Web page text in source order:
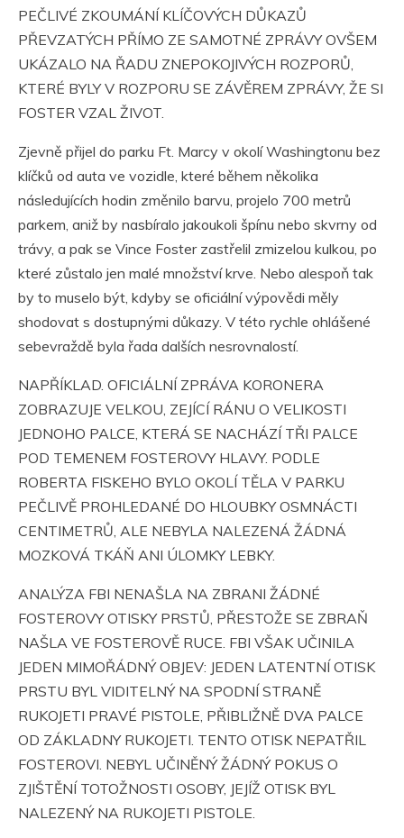
PEČLIVÉ ZKOUMÁNÍ KLÍČOVÝCH DŮKAZŮ
PŘEVZATÝCH PŘÍMO ZE SAMOTNÉ ZPRÁVY OVŠEM
UKÁZALO NA ŘADU ZNEPOKOJIVÝCH ROZPORŮ,
KTERÉ BYLY V ROZPORU SE ZÁVĚREM ZPRÁVY, ŽE SI
FOSTER VZAL ŽIVOT.
Zjevně přijel do parku Ft. Marcy v okolí Washingtonu bez
klíčků od auta ve vozidle, které během několika
následujících hodin změnilo barvu, projelo 700 metrů
parkem, aniž by nasbíralo jakoukoli špínu nebo skvrny od
trávy, a pak se Vince Foster zastřelil zmizelou kulkou, po
které zůstalo jen malé množství krve. Nebo alespoň tak
by to muselo být, kdyby se oficiální výpovědi měly
shodovat s dostupnými důkazy. V této rychle ohlášené
sebevraždě byla řada dalších nesrovnalostí.
NAPŘÍKLAD. OFICIÁLNÍ ZPRÁVA KORONERA
ZOBRAZUJE VELKOU, ZEJÍCÍ RÁNU O VELIKOSTI
JEDNOHO PALCE, KTERÁ SE NACHÁZÍ TŘI PALCE
POD TEMENEM FOSTEROVY HLAVY. PODLE
ROBERTA FISKEHO BYLO OKOLÍ TĚLA V PARKU
PEČLIVĚ PROHLEDANÉ DO HLOUBKY OSMNÁCTI
CENTIMETRŮ, ALE NEBYLA NALEZENÁ ŽÁDNÁ
MOZKOVÁ TKÁŇ ANI ÚLOMKY LEBKY.
ANALÝZA FBI NENAŠLA NA ZBRANI ŽÁDNÉ
FOSTEROVY OTISKY PRSTŮ, PŘESTOŽE SE ZBRAŇ
NAŠLA VE FOSTEROVĚ RUCE. FBI VŠAK UČINILA
JEDEN MIMOŘÁDNÝ OBJEV: JEDEN LATENTNÍ OTISK
PRSTU BYL VIDITELNÝ NA SPODNÍ STRANĚ
RUKOJETI PRAVÉ PISTOLE, PŘIBLIŽNĚ DVA PALCE
OD ZÁKLADNY RUKOJETI. TENTO OTISK NEPATŘIL
FOSTEROVI. NEBYL UČINĚNÝ ŽÁDNÝ POKUS O
ZJIŠTĚNÍ TOTOŽNOSTI OSOBY, JEJÍŽ OTISK BYL
NALEZENÝ NA RUKOJETI PISTOLE.